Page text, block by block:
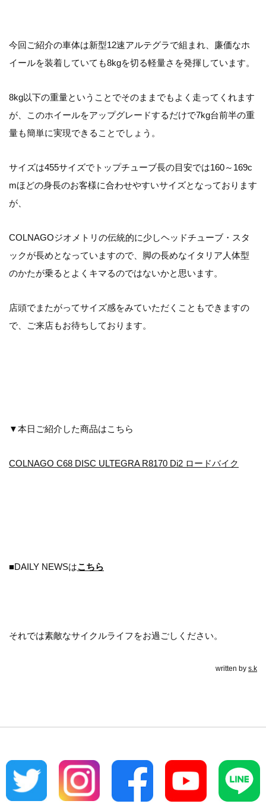
今回ご紹介の車体は新型12速アルテグラで組まれ、廉価なホ
イールを装着していても8kgを切る軽量さを発揮しています。
8kg以下の重量ということでそのままでもよく走ってくれます
が、このホイールをアップグレードするだけで7kg台前半の重
量も簡単に実現できることでしょう。
サイズは455サイズでトップチューブ長の目安では160～169c
mほどの身長のお客様に合わせやすいサイズとなっております
が、
COLNAGOジオメトリの伝統的に少しヘッドチューブ・スタ
ックが長めとなっていますので、脚の長めなイタリア人体型
のかたが乗るとよくキマるのではないかと思います。
店頭でまたがってサイズ感をみていただくこともできますの
で、ご来店もお待ちしております。
▼本日ご紹介した商品はこちら
COLNAGO C68 DISC ULTEGRA R8170 Di2 ロードバイク
■DAILY NEWSはこちら
それでは素敵なサイクルライフをお過ごしください。
written by s.k